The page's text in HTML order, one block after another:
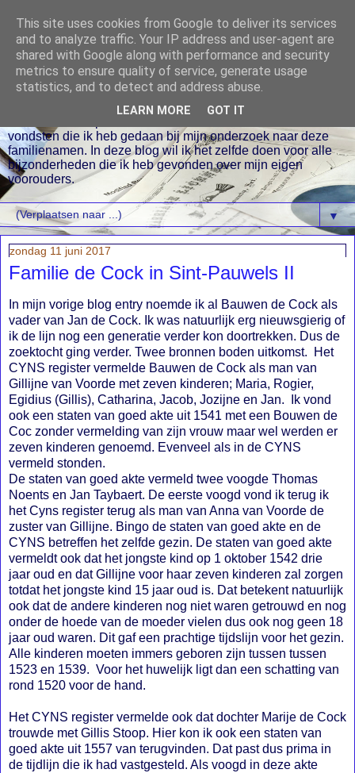
Al enige jaren doe ik onderzoek naar mijn stamboom. Onder
de naam blog.fam-ambachtsheer.nl en blog.fam-
vondsten die ik heb gedaan bij mijn onderzoek naar deze
familienamen. In deze blog wil ik het zelfde doen voor alle
bijzonderheden die ik heb gevonden over mijn eigen
voorouders.
▼
zondag 11 juni 2017
Familie de Cock in Sint-Pauwels II
In mijn vorige blog entry noemde ik al Bauwen de Cock als
vader van Jan de Cock. Ik was natuurlijk erg nieuwsgierig of
ik de lijn nog een generatie verder kon doortrekken. Dus de
zoektocht ging verder. Twee bronnen boden uitkomst. Het
CYNS register vermelde Bauwen de Cock als man van
Gillijne van Voorde met zeven kinderen; Maria, Rogier,
Egidius (Gillis), Catharina, Jacob, Jozijne en Jan. Ik vond
ook een staten van goed akte uit 1541 met een Bouwen de
Coc zonder vermelding van zijn vrouw maar wel werden er
zeven kinderen genoemd. Evenveel als in de CYNS
vermeld stonden.
De staten van goed akte vermeld twee voogde Thomas
Noents en Jan Taybaert. De eerste voogd vond ik terug ik
het Cyns register terug als man van Anna van Voorde de
zuster van Gillijne. Bingo de staten van goed akte en de
CYNS betreffen het zelfde gezin. De staten van goed akte
vermeldt ook dat het jongste kind op 1 oktober 1542 drie
jaar oud en dat Gillijne voor haar zeven kinderen zal zorgen
totdat het jongste kind 15 jaar oud is. Dat betekent natuurlijk
ook dat de andere kinderen nog niet waren getrouwd en nog
onder de hoede van de moeder vielen dus ook nog geen 18
jaar oud waren. Dit gaf een prachtige tijdslijn voor het gezin.
Alle kinderen moeten immers geboren zijn tussen tussen
1523 en 1539. Voor het huwelijk ligt dan een schatting van
rond 1520 voor de hand.
Het CYNS register vermelde ook dat dochter Marije de Cock
trouwde met Gillis Stoop. Hier kon ik ook een staten van
goed akte uit 1557 van terugvinden. Dat past dus prima in
de tijdlijn die ik had vastgesteld. Als voogd in deze akte
This site uses cookies from Google to deliver its services
and to analyze traffic. Your IP address and user-agent are
shared with Google along with performance and security
metrics to ensure quality of service, generate usage
statistics, and to detect and address abuse.
LEARN MORE GOT IT